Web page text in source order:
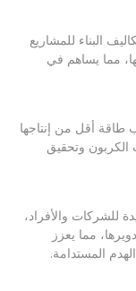
البناء للمشاريع
مما يساهم في
طاقة أقل من إنتاجها
الكربون وتحقيق
للشركات والأفراد،
مما يعزز
المستدامة.